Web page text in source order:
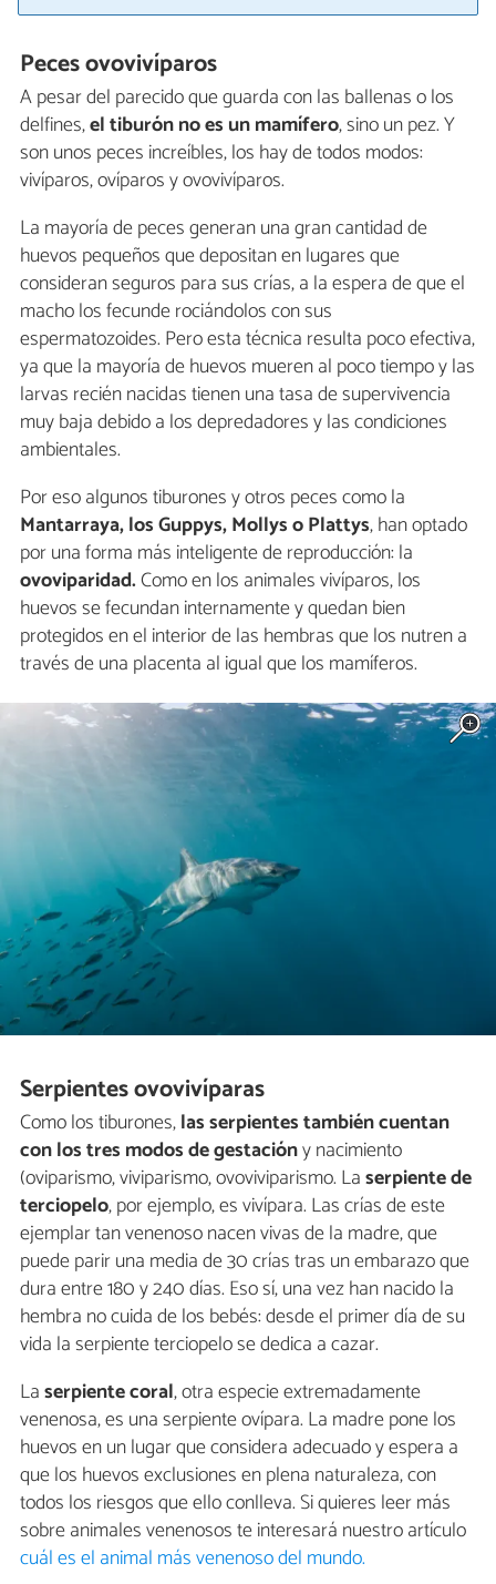
Peces ovovivíparos
A pesar del parecido que guarda con las ballenas o los
delfines,el tiburón no es un mamífero, sino un pez. Y
son unos peces increíbles, los hay de todos modos:
vivíparos, ovíparos y ovovivíparos.
La mayoría de peces generan una gran cantidad de
huevos pequeños que depositan en lugares que
consideran seguros para sus crías, a la espera de que el
macho los fecunde rociándolos con sus
espermatozoides. Pero esta técnica resulta poco efectiva,
ya que la mayoría de huevos mueren al poco tiempo y las
larvas recién nacidas tienen una tasa de supervivencia
muy baja debido a los depredadores y las condiciones
ambientales.
Por eso algunos tiburones y otros peces como la
Mantarraya, los Guppys, Mollys o Plattys, han optado
por una forma más inteligente de reproducción: la
ovoviparidad.Como en los animales vivíparos, los
huevos se fecundan internamente y quedan bien
protegidos en el interior de las hembras que los nutren a
través de una placenta al igual que los mamíferos.
Serpientes ovovivíparas
Como los tiburones,las serpientes también cuentan
con los tres modos de gestacióny nacimiento
(oviparismo, viviparismo, ovoviviparismo. Laserpiente de
terciopelo, por ejemplo, es vivípara. Las crías de este
ejemplar tan venenoso nacen vivas de la madre, que
puede parir una media de 30 crías tras un embarazo que
dura entre 180 y 240 días. Eso sí, una vez han nacido la
hembra no cuida de los bebés: desde el primer día de su
vida la serpiente terciopelo se dedica a cazar.
Laserpiente coral, otra especie extremadamente
venenosa, es una serpiente ovípara. La madre pone los
huevos en un lugar que considera adecuado y espera a
que los huevos exclusiones en plena naturaleza, con
todos los riesgos que ello conlleva. Si quieres leer más
sobre animales venenosos te interesará nuestro artículo
cuál es el animal más venenoso del mundo.